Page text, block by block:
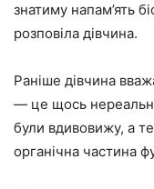
знатиму напам’ять
розповіла дівчина.
Раніше дівчина
— це щось
були вдивовижу, а
органічна частина